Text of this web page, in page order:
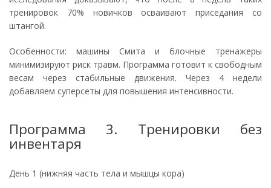
тренировок 70% новичков осваивают приседания со
штангой.
Особенности: машины Смита и блочные тренажеры
минимизируют риск травм. Программа готовит к свободным
весам через стабильные движения. Через 4 недели
добавляем суперсеты для повышения интенсивности.
Программа 3. Тренировки без
инвентаря
День 1 (нижняя часть тела и мышцы кора)